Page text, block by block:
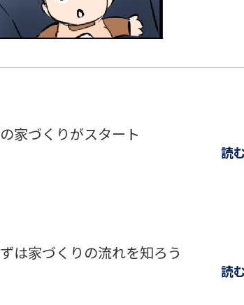
家づくりがスタート
読
は家づくりの流れを知ろう
読